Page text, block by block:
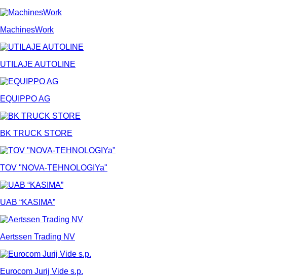
MachinesWork
UTILAJE AUTOLINE
EQUIPPO AG
BK TRUCK STORE
TOV "NOVA-TEHNOLOGIYa"
UAB “KASIMA”
Aertssen Trading NV
Eurocom Jurij Vide s.p.